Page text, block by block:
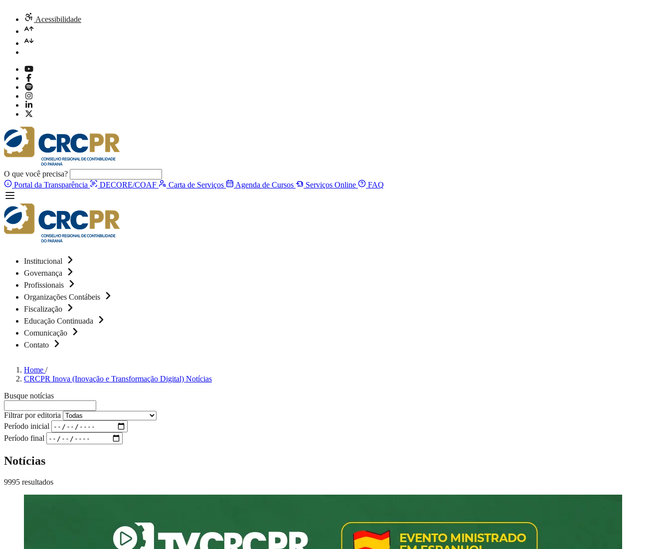
Acessibilidade
O que você precisa?
Portal da Transparência
DECORE/COAF Carta de Serviços Agenda de Cursos Serviços Online FAQ
Institucional
Governança
Profissionais
Organizações Contábeis
Fiscalização
Educação Continuada
Comunicação
Contato
Home /
CRCPR Inova (Inovação e Transformação Digital) Notícias
Busque notícias
Filtrar por editoria
Período inicial
Período final
Notícias
9995 resultados